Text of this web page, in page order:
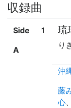
収録曲
Side
A
1 琉
り
沖
藤
心